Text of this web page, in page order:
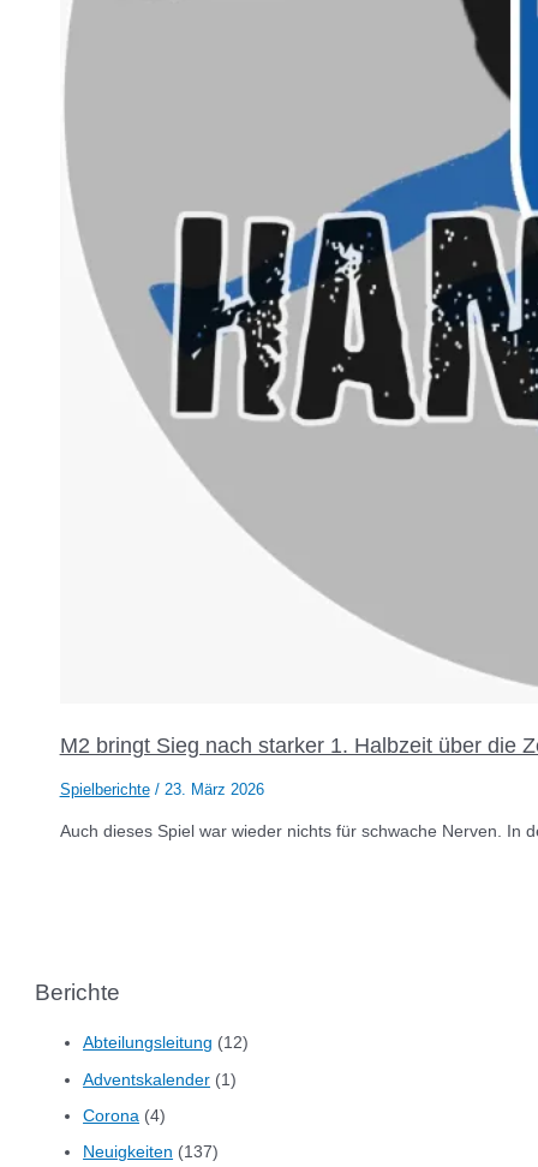
M2 bringt Sieg nach starker 1. Halbzeit über die
Spielberichte/ 23. März 2026
Auch dieses Spiel war wieder nichts für schwache Nerven.
Berichte
Abteilungsleitung (12)
Adventskalender (1)
Corona (4)
Neuigkeiten (137)